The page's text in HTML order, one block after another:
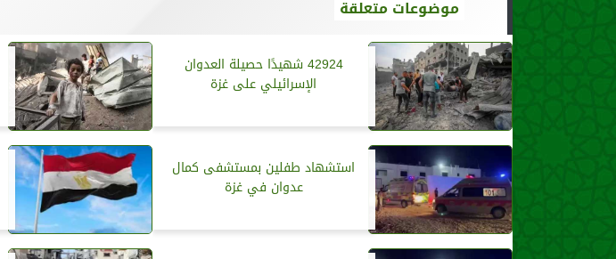
موضوعات متعلقة
42924 شهيدًا حصيلة العدوان
الإسرائيلي على غزة
استشهاد طفلين بمستشفى كمال
عدوان في غزة